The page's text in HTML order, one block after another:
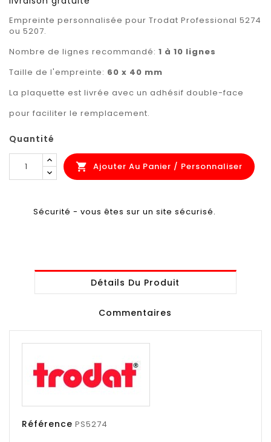
Empreinte personnalisée pour Trodat Professional 5274
ou 5207.
Nombre de lignes recommandé: 1 à 10 lignes
Taille de l'empreinte: 60 x 40 mm
La plaquette est livrée avec un adhésif double-face
pour faciliter le remplacement.
Quantité
 Ajouter Au Panier / Personnaliser
Sécurité - vous êtes sur un site sécurisé.
Détails Du Produit
Commentaires
Référence PS5274